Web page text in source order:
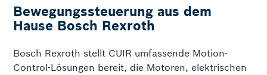
Bewegungssteuerung aus dem
Hause Bosch Rexroth
Bosch Rexroth stellt CUIR umfassende Motion-
Control-Lösungen bereit, die Motoren, elektrischen